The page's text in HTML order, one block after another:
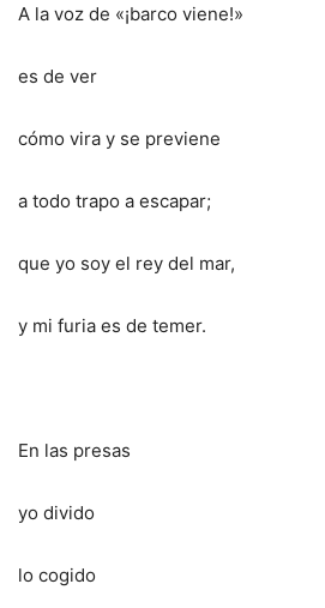
A la voz de «¡barco viene!»
es de ver
cómo vira y se previene
a todo trapo a escapar;
que yo soy el rey del mar,
y mi furia es de temer.
En las presas
yo divido
lo cogido